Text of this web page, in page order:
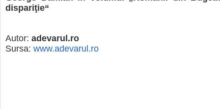
dispariţie“
Autor: adevarul.ro
Sursa: www.adevarul.ro